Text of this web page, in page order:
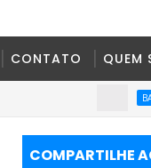
CONTATO QUEM
COMPARTILHE